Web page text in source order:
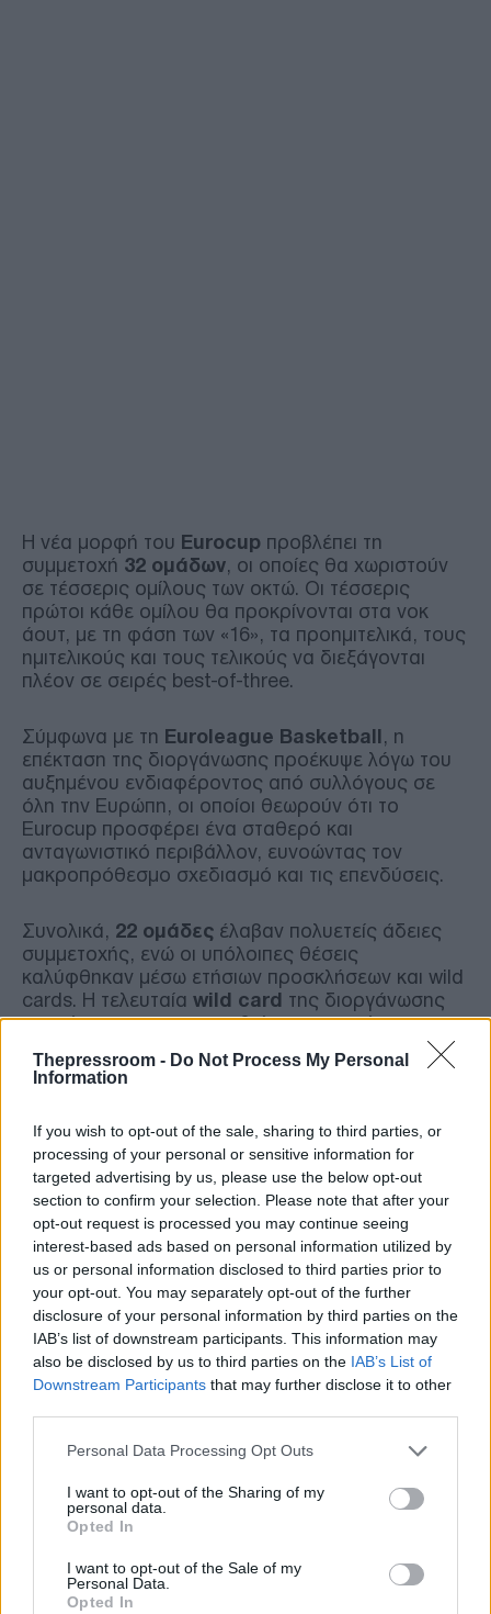
Thepressroom - Do Not Process My Personal
Information
If you wish to opt-out of the sale, sharing to third parties, or
processing of your personal or sensitive information for
targeted advertising by us, please use the below opt-out
section to confirm your selection. Please note that after your
opt-out request is processed you may continue seeing
interest-based ads based on personal information utilized by
us or personal information disclosed to third parties prior to
your opt-out. You may separately opt-out of the further
disclosure of your personal information by third parties on the
IAB’s list of downstream participants. This information may
also be disclosed by us to third parties on the IAB’s List of
Downstream Participants that may further disclose it to other
Please note that this website/app uses one or more Google
not limited to your visit or usage behaviour. You may click to
grant or deny consent to Google and its third-party tags to
use your data for below specified purposes in below Google
consent section.
Personal Data Processing Opt Outs
I want to opt-out of the Sharing of my
personal data.
Opted In
I want to opt-out of the Sale of my
Personal Data.
Opted In
Η νέα μορφή του Eurocup προβλέπει τη
συμμετοχή 32 ομάδων, οι οποίες θα χωριστούν
σε τέσσερις ομίλους των οκτώ. Οι τέσσερις
πρώτοι κάθε ομίλου θα προκρίνονται στα νοκ
άουτ, με τη φάση των «16», τα προημιτελικά, τους
ημιτελικούς και τους τελικούς να διεξάγονται
πλέον σε σειρές best-of-three.
Σύμφωνα με τη Euroleague Basketball, η
επέκταση της διοργάνωσης προέκυψε λόγω του
αυξημένου ενδιαφέροντος από συλλόγους σε
όλη την Ευρώπη, οι οποίοι θεωρούν ότι το
Eurocup προσφέρει ένα σταθερό και
ανταγωνιστικό περιβάλλον, ευνοώντας τον
μακροπρόθεσμο σχεδιασμό και τις επενδύσεις.
Συνολικά, 22 ομάδες έλαβαν πολυετείς άδειες
συμμετοχής, ενώ οι υπόλοιπες θέσεις
καλύφθηκαν μέσω ετήσιων προσκλήσεων και wild
cards. Η τελευταία wild card της διοργάνωσης
αναμένεται να ανακοινωθεί το προσεχές
τηςEuroleague Basketballθα περιλαμβάνουν
πλέον 52 ομάδες συνολικά, εκ των οποίων οι 20
στη EuroLeague και οι 32 στο EuroCup. Για το
ελληνικό μπάσκετ, η είδηση της εξασφάλισης
πενταετούς παρουσίας
απόΆρηκαι ΠΑΟΚαποτελεί αναμφίβολα μία από
τις σημαντικότερες εξελίξεις ενόψει των
επόμενων ετών.
Αναλυτικά οι ομάδες της σεζόν 2026-27:
Με 5ετή άδεια συμμετοχής
Άρης Θεσσαλονίκης
Μπαχτσεσεχίρ
Ντερτόνα
Μπουντούτσνοστ
Τσεντεβίτα Ολίμπια